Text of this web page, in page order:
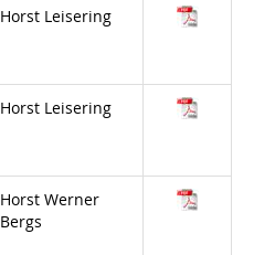
Horst Leisering
Horst Leisering
Horst Werner
Bergs